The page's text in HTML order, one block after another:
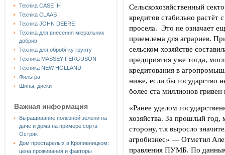
Техніка CASE IH
Техніка CLAAS
Техніка JOHN DEERE
Техніка для внесення міеральних
добрив
Техніка для обробітку грунту
Техника MASSEY FERGUSON
Техника NEW HOLLAND
Фильтра
Шины, диски
Важная информация
Выращивание полезной зелени на
даче и дома на примере сорта
Остряк
Дом престарелых в Кропивницком:
цена проживания и факторы
Сельскохозяйственный
кредитов стабильно растёт
просела. Это не означает
приемлема для аграриев.
сельском хозяйстве
предприятия уже тогда,
кредитования в
ниже, если бы государство
более ста миллионов гривен
«Ранее уделом
хозяйства. За прошлый
сторону, т.к выросло
агробизнес» — Отметил
правления ПУМБ. По